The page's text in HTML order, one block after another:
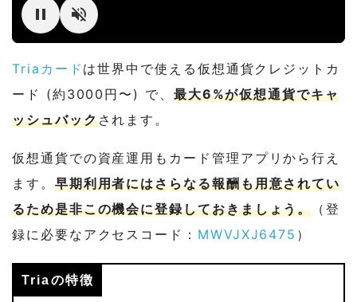
Triaカード は世界中で使える仮想通貨クレジットカ
ード (約3000円〜) で、 最大6%が仮想通貨でキャ
ッシュバックされます。
仮想通貨での資産運用もカード管理アプリから行え
ます。 早期利用者にはさらなる報酬も用意されてい
るため是非この機会に登録しておきましょう。 （登
録に必要なアクセスコード： MWVJXJ6475 ）
Triaの特徴